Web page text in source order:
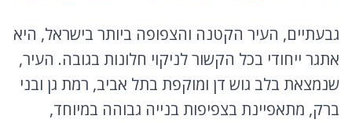
גבעתיים, העיר הקטנה והצפופה ביותר בישראל, היא
אתגר ייחודי בכל הקשור לניקוי חלונות בגובה. העיר,
שנמצאת בלב גוש דן ומוקפת בתל אביב, רמת גן ובני
ברק, מתאפיינת בצפיפות בנייה גבוהה במיוחד,